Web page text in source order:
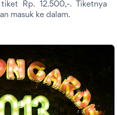
Rp. 12.500,-. Tiketnya
masuk ke dalam.